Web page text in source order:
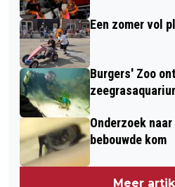
Een zomer vol
Burgers' Zoo
Onderzoek
bebouwde kom
Meer